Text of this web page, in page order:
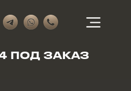
ПОД ЗАКАЗ